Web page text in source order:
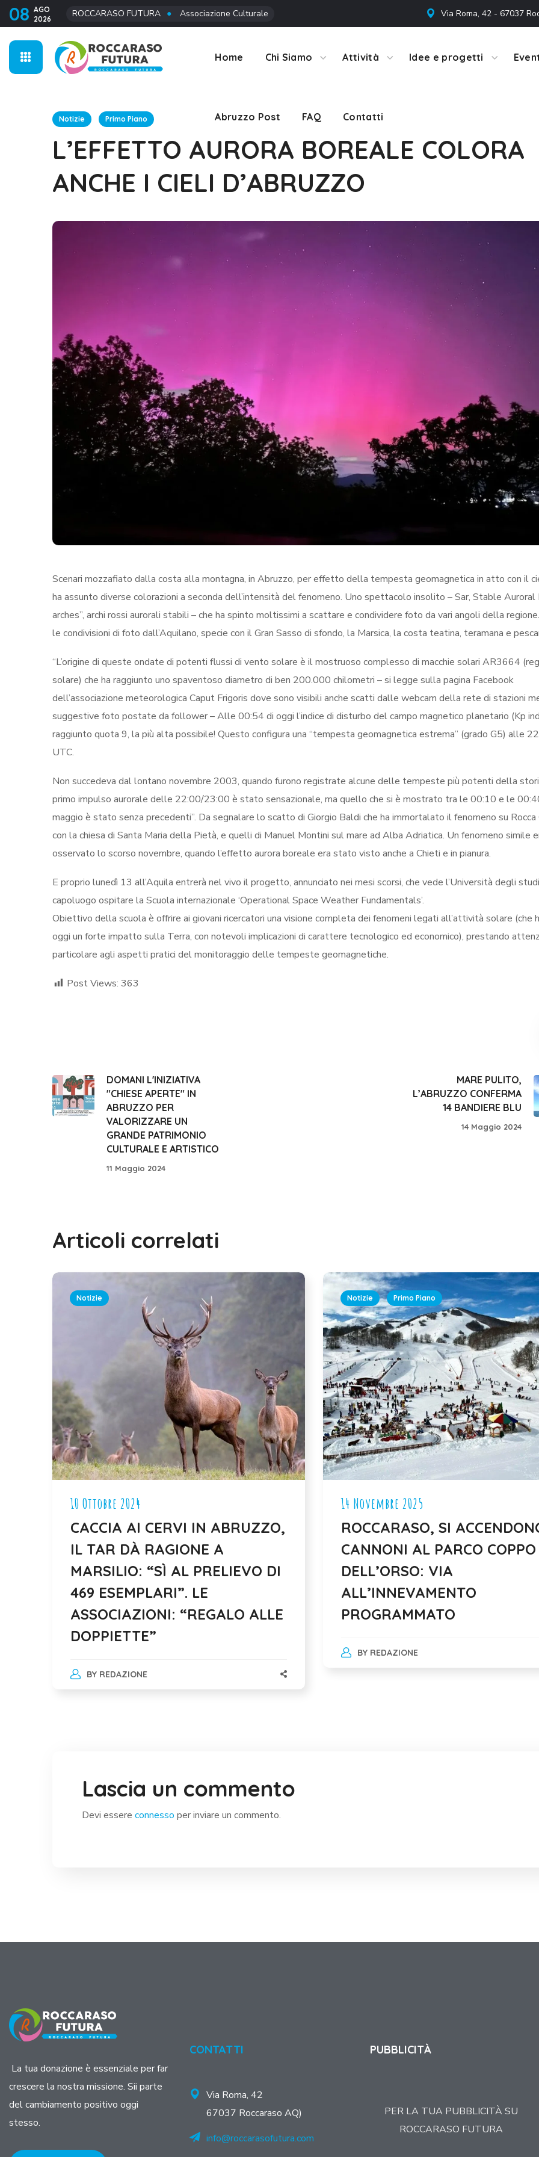
08 AGO
2026
ROCCARASO FUTURA ● Associazione Culturale Via Roma, 42 - 67037
Home Chi Siamo Attività Idee e progetti
Abruzzo Post FAQ Contatti
Abruzzo Post FAQ Contatti
Notizie Primo Piano
L’EFFETTO AURORA BOREALE COLORA
ANCHE I CIELI D’ABRUZZO
Scenari mozzafiato dalla costa alla montagna, in Abruzzo, per effetto della tempesta geomagnetica in atto con il
ha assunto diverse colorazioni a seconda dell’intensità del fenomeno. Uno spettacolo insolito – Sar, Stable Auroral
arches”, archi rossi aurorali stabili – che ha spinto moltissimi a scattare e condividere foto da vari angoli della
le condivisioni di foto dall’Aquilano, specie con il Gran Sasso di sfondo, la Marsica, la costa teatina, teramana e
“L’origine di queste ondate di potenti flussi di vento solare è il mostruoso complesso di macchie solari AR3664
solare) che ha raggiunto uno spaventoso diametro di ben 200.000 chilometri – si legge sulla pagina Facebook
dell’associazione meteorologica Caput Frigoris dove sono visibili anche scatti dalle webcam della rete di stazioni
suggestive foto postate da follower – Alle 00:54 di oggi l’indice di disturbo del campo magnetico planetario (Kp
raggiunto quota 9, la più alta possibile! Questo configura una “tempesta geomagnetica estrema” (grado G5) alle
UTC.
Non succedeva dal lontano novembre 2003, quando furono registrate alcune delle tempeste più potenti della
primo impulso aurorale delle 22:00/23:00 è stato sensazionale, ma quello che si è mostrato tra le 00:10 e le
maggio è stato senza precedenti”. Da segnalare lo scatto di Giorgio Baldi che ha immortalato il fenomeno su Rocca
con la chiesa di Santa Maria della Pietà, e quelli di Manuel Montini sul mare ad Alba Adriatica. Un fenomeno simile
osservato lo scorso novembre, quando l’effetto aurora boreale era stato visto anche a Chieti e in pianura.
E proprio lunedì 13 all’Aquila entrerà nel vivo il progetto, annunciato nei mesi scorsi, che vede l’Università degli
capoluogo ospitare la Scuola internazionale ‘Operational Space Weather Fundamentals’.
Obiettivo della scuola è offrire ai giovani ricercatori una visione completa dei fenomeni legati all’attività solare (che
oggi un forte impatto sulla Terra, con notevoli implicazioni di carattere tecnologico ed economico), prestando
particolare agli aspetti pratici del monitoraggio delle tempeste geomagnetiche.
Post Views: 363
DOMANI L'INIZIATIVA
"CHIESE APERTE" IN
ABRUZZO PER
VALORIZZARE UN
GRANDE PATRIMONIO
CULTURALE E ARTISTICO
11 Maggio 2024
MARE PULITO,
L’ABRUZZO CONFERMA
14 BANDIERE BLU
14 Maggio 2024
Articoli correlati
Notizie
10 Ottobre 2024
CACCIA AI CERVI IN ABRUZZO,
IL TAR DÀ RAGIONE A
MARSILIO: “SÌ AL PRELIEVO DI
469 ESEMPLARI”. LE
ASSOCIAZIONI: “REGALO ALLE
DOPPIETTE”
BY REDAZIONE
Notizie Primo Piano
14 Novembre 2025
ROCCARASO, SI
CANNONI AL PARCO COPPO
DELL’ORSO: VIA
ALL’INNEVAMENTO
PROGRAMMATO
BY REDAZIONE
Lascia un commento
Devi essere connesso per inviare un commento.
La tua donazione è essenziale per far
crescere la nostra missione. Sii parte
del cambiamento positivo oggi
stesso.
CONTATTI
Via Roma, 42
67037 Roccaraso AQ)
info@roccarasofutura.com
PUBBLICITÀ
PER LA TUA PUBBLICITÀ SU
ROCCARASO FUTURA